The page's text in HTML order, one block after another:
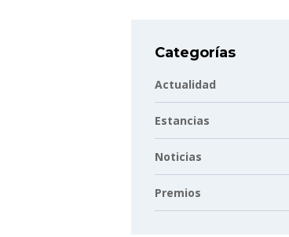
Categorías
Actualidad
Estancias
Noticias
Premios